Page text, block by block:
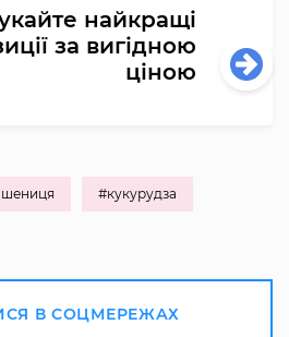
найкращі
за вигідною
ціною
#кукурудза
В СОЦМЕРЕЖАХ